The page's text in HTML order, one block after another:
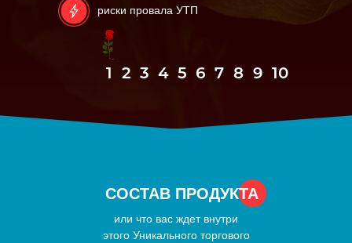
риски провала УТП
1 2 3 4 5 6 7 8 9 10
СОСТАВ ПРОДУКТА
или что вас ждет внутри
этого Уникального торгового